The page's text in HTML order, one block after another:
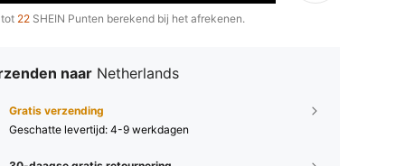
22 SHEIN Punten berekend bij het afrekenen.
naar Netherlands
Gratis verzending
Geschatte levertijd: 4-9 werkdagen